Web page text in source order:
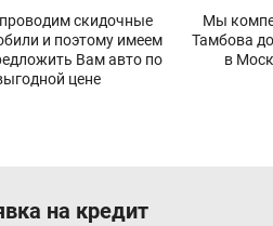
скидочные
и поэтому имеем
Вам авто по
цене
Мы
Тамбова
в
на кредит